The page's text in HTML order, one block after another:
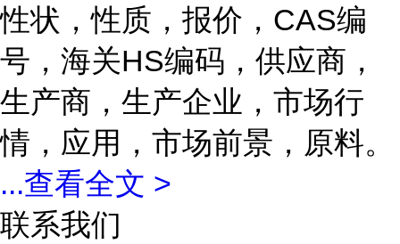
性状，性质，报价，CAS编
号，海关HS编码，供应商，
生产商，生产企业，市场行
情，应用，市场前景，原料。
...查看全文 >
联系我们